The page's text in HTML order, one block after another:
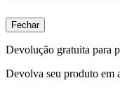
Fechar
Devolução gratuita para
Devolva seu produto em